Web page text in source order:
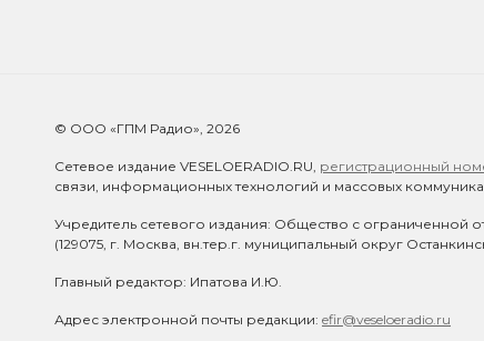
© ООО «ГПМ Радио», 2026
Сетевое издание VESELOERADIO.RU, регистрационный
связи, информационных технологий и массовых
Учредитель сетевого издания: Общество с ограниченной
(129075, г. Москва, вн.тер.г. муниципальный округ
Главный редактор: Ипатова И.Ю.
Адрес электронной почты редакции: efir@veseloeradio.ru